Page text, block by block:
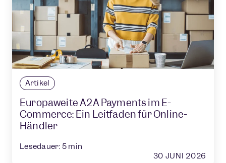
Artikel
Europaweite A2A Payments im E-
Commerce: Ein Leitfaden für Online-
Händler
Lesedauer: 5 min
30 JUNI 2026